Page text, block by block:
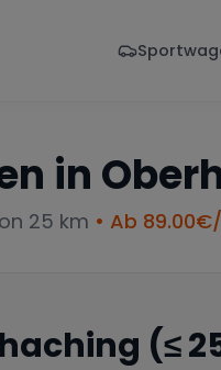
in
25 km • Ab 89.00
(≤